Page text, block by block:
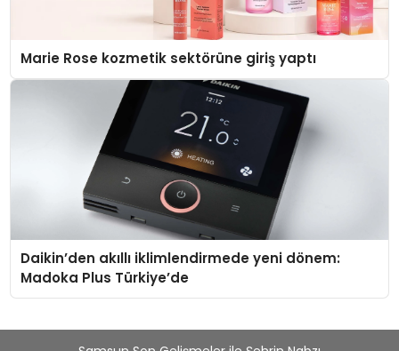
Marie Rose kozmetik sektörüne giriş yaptı
Daikin’den akıllı iklimlendirmede yeni dönem:
Madoka Plus Türkiye’de